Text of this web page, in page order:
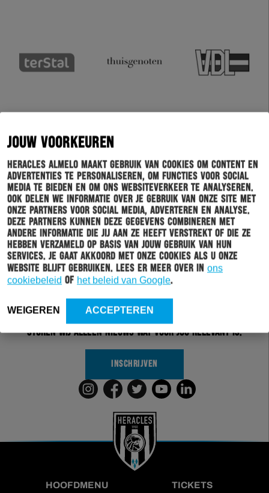
JOUW VOORKEUREN
Heracles Almelo maakt gebruik van cookies om content en
advertenties te personaliseren, om functies voor social
media te bieden en om ons websiteverkeer te analyseren.
Ook delen we informatie over je gebruik van onze site met
onze partners voor social media, adverteren en analyse.
Deze partners kunnen deze gegevens combineren met
andere informatie die jij aan ze heeft verstrekt of die ze
hebben verzameld op basis van jouw gebruik van hun
services. Je gaat akkoord met onze cookies als u onze
website blijft gebruiken. Lees er meer over in ons
cookiebeleid of het beleid van Google.
WEIGEREN ACCEPTEREN
Schrijf je in voor onze nieuwsbrief
Wil jij altijd en overal op de hoogte gehouden worden
van al het clubnieuws? Schrijf je dan in voor de
nieuwsbrief van Heracles Almelo. Doordat je zelf aan
sturen wij alleen nieuws wat voor jou relevant is.
INSCHRIJVEN
HOOFDMENU TICKETS